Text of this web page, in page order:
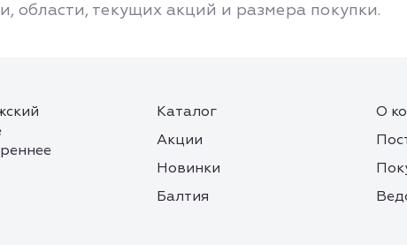
области, текущих акций и размера покупки.
Каталог О
Акции
Новинки
Балтия